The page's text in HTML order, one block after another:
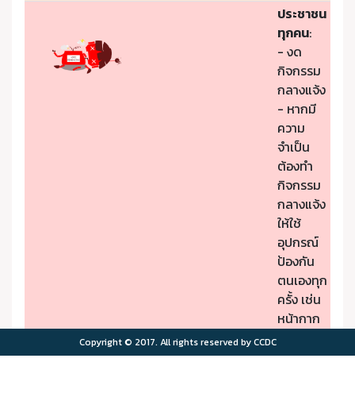
ประชาชน
ทุกคน:
- งด
กิจกรรม
กลางแจ้ง
- หากมี
ความ
จำเป็น
ต้องทำ
กิจกรรม
กลางแจ้ง
ให้ใช้
อุปกรณ์
ป้องกัน
ตนเองทุก
ครั้ง เช่น
หน้ากาก
PM2.5
Copyright © 2017. All rights reserved by CCDC